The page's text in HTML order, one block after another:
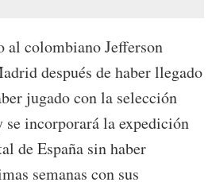
al colombiano Jefferson
después de haber llegado
jugado con la selección
incorporará la expedición
de España sin haber
semanas con sus